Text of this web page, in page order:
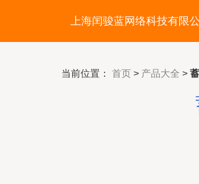
上海闰骏蓝网络科技有限
当前位置： 首页 > 产品大全 >